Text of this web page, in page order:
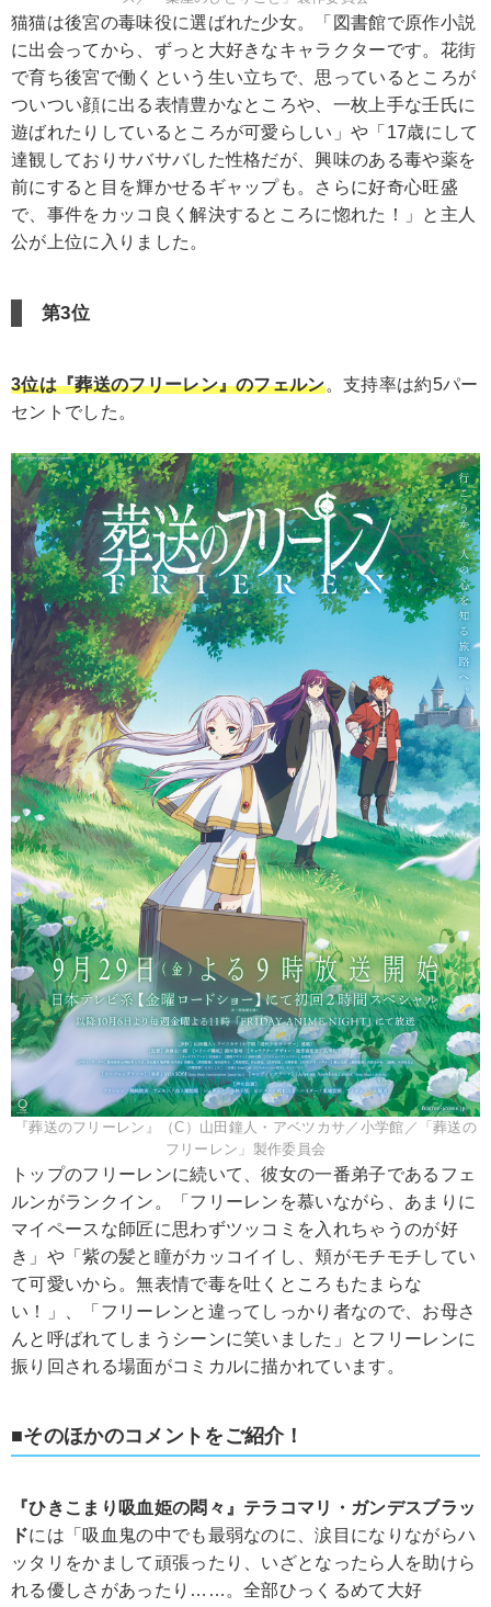
猫猫は後宮の毒味役に選ばれた少女。「図書館で原作小説
に出会ってから、ずっと大好きなキャラクターです。花街
で育ち後宮で働くという生い立ちで、思っているところが
ついつい顔に出る表情豊かなところや、一枚上手な壬氏に
遊ばれたりしているところが可愛らしい」や「17歳にして
達観しておりサバサバした性格だが、興味のある毒や薬を
前にすると目を輝かせるギャップも。さらに好奇心旺盛
で、事件をカッコ良く解決するところに惚れた！」と主人
公が上位に入りました。
第3位
3位は『葬送のフリーレン』のフェルン。支持率は約5パー
セントでした。
『葬送のフリーレン』（C）山田鐘人・アベツカサ／小学館／「葬送の
フリーレン」製作委員会
トップのフリーレンに続いて、彼女の一番弟子であるフェ
ルンがランクイン。「フリーレンを慕いながら、あまりに
マイペースな師匠に思わずツッコミを入れちゃうのが好
き」や「紫の髪と瞳がカッコイイし、頬がモチモチしてい
て可愛いから。無表情で毒を吐くところもたまらな
い！」、「フリーレンと違ってしっかり者なので、お母さ
んと呼ばれてしまうシーンに笑いました」とフリーレンに
振り回される場面がコミカルに描かれています。
■そのほかのコメントをご紹介！
『ひきこまり吸血姫の悶々』テラコマリ・ガンデスブラッ
ドには「吸血鬼の中でも最弱なのに、涙目になりながらハ
ッタリをかまして頑張ったり、いざとなったら人を助けら
れる優しさがあったり……。全部ひっくるめて大好